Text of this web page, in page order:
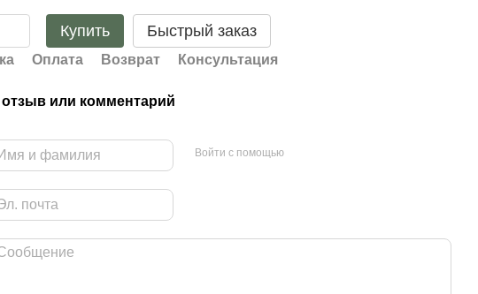
Купить Быстрый заказ
Оплата Возврат Консультация
или комментарий
Войти с помощью